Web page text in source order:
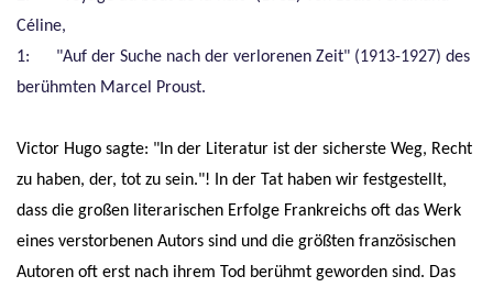
Céline,
1: "Auf der Suche nach der verlorenen Zeit" (1913-1927) des
berühmten Marcel Proust.
Victor Hugo sagte: "In der Literatur ist der sicherste Weg, Recht
zu haben, der, tot zu sein."! In der Tat haben wir festgestellt,
dass die großen literarischen Erfolge Frankreichs oft das Werk
eines verstorbenen Autors sind und die größten französischen
Autoren oft erst nach ihrem Tod berühmt geworden sind. Das